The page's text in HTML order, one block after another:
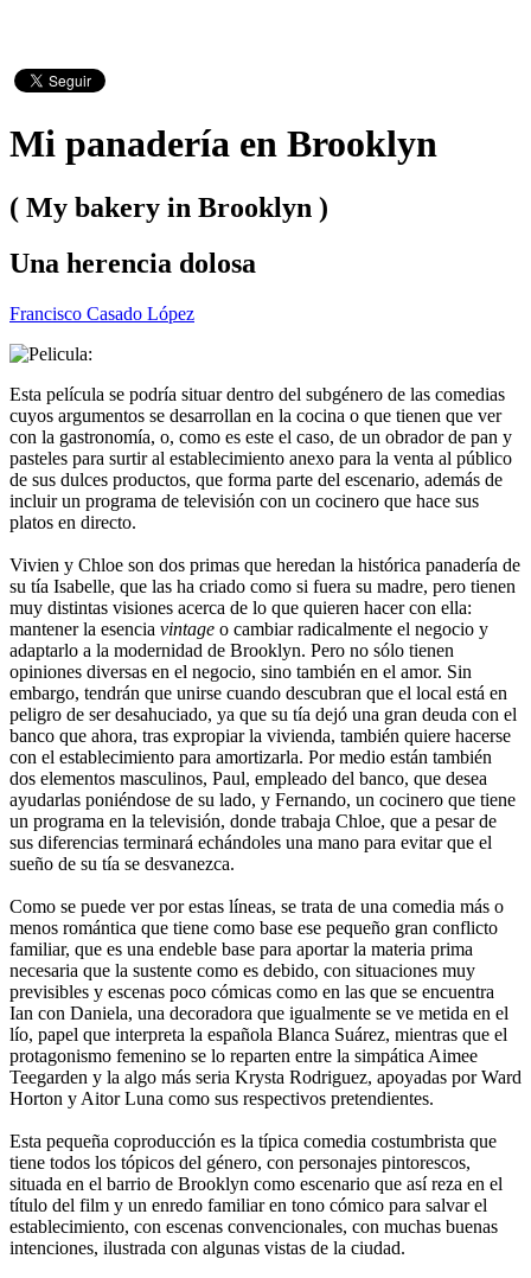
Mi panadería en Brooklyn
( My bakery in Brooklyn )
Una herencia dolosa
Francisco Casado López
Esta película se podría situar dentro del subgénero de las comedias
cuyos argumentos se desarrollan en la cocina o que tienen que ver
con la gastronomía, o, como es este el caso, de un obrador de pan y
pasteles para surtir al establecimiento anexo para la venta al público
de sus dulces productos, que forma parte del escenario, además de
incluir un programa de televisión con un cocinero que hace sus
platos en directo.
Vivien y Chloe son dos primas que heredan la histórica panadería de
su tía Isabelle, que las ha criado como si fuera su madre, pero tienen
muy distintas visiones acerca de lo que quieren hacer con ella:
mantener la esencia vintage o cambiar radicalmente el negocio y
adaptarlo a la modernidad de Brooklyn. Pero no sólo tienen
opiniones diversas en el negocio, sino también en el amor. Sin
embargo, tendrán que unirse cuando descubran que el local está en
peligro de ser desahuciado, ya que su tía dejó una gran deuda con el
banco que ahora, tras expropiar la vivienda, también quiere hacerse
con el establecimiento para amortizarla. Por medio están también
dos elementos masculinos, Paul, empleado del banco, que desea
ayudarlas poniéndose de su lado, y Fernando, un cocinero que tiene
un programa en la televisión, donde trabaja Chloe, que a pesar de
sus diferencias terminará echándoles una mano para evitar que el
sueño de su tía se desvanezca.
Como se puede ver por estas líneas, se trata de una comedia más o
menos romántica que tiene como base ese pequeño gran conflicto
familiar, que es una endeble base para aportar la materia prima
necesaria que la sustente como es debido, con situaciones muy
previsibles y escenas poco cómicas como en las que se encuentra
Ian con Daniela, una decoradora que igualmente se ve metida en el
lío, papel que interpreta la española Blanca Suárez, mientras que el
protagonismo femenino se lo reparten entre la simpática Aimee
Teegarden y la algo más seria Krysta Rodriguez, apoyadas por Ward
Horton y Aitor Luna como sus respectivos pretendientes.
Esta pequeña coproducción es la típica comedia costumbrista que
tiene todos los tópicos del género, con personajes pintorescos,
situada en el barrio de Brooklyn como escenario que así reza en el
título del film y un enredo familiar en tono cómico para salvar el
establecimiento, con escenas convencionales, con muchas buenas
intenciones, ilustrada con algunas vistas de la ciudad.